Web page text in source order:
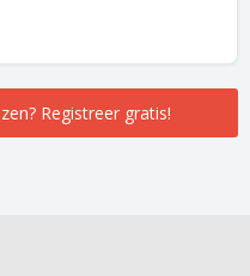
Registreer gratis!